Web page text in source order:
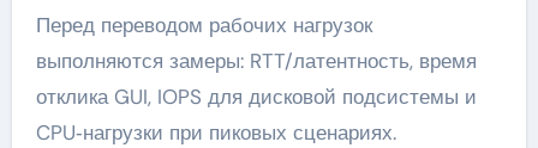
Перед переводом рабочих нагрузок
выполняются замеры: RTT/латентность, время
отклика GUI, IOPS для дисковой подсистемы и
CPU‑нагрузки при пиковых сценариях.